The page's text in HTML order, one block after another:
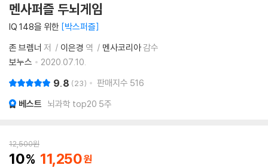
멘사퍼즐 두뇌게임
IQ 148을 위한 박스퍼즐
존 브렘너 저 이은경 역 멘사코리아감수
보누스
2020.07.10.
9.8 23 판매지수 516
베스트 뇌과학 top20 5주
12,500원
10 11,250